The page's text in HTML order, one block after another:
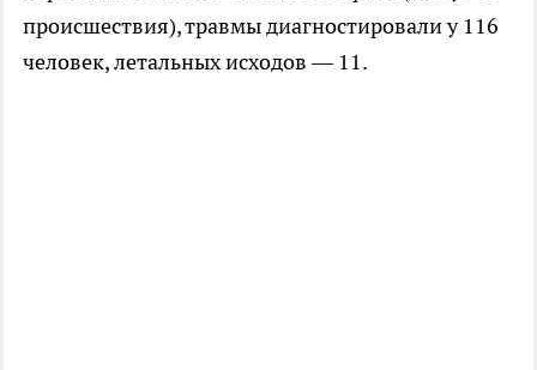
происшествия), травмы диагностировали у 116
человек, летальных исходов — 11.